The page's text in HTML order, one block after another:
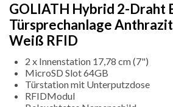
GOLIATH Hybrid 2-Draht
Türsprechanlage
Weiß RFID
2 x Innenstation 17,78 cm (7")
MicroSD Slot 64GB
Türstation mit Unterputzdose
RFIDModul